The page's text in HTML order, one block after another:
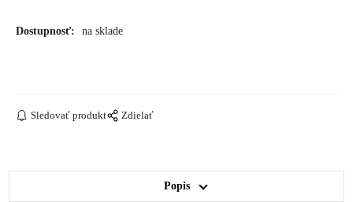
Dostupnosť: na sklade
Sledovať produkt Zdielať
Popis